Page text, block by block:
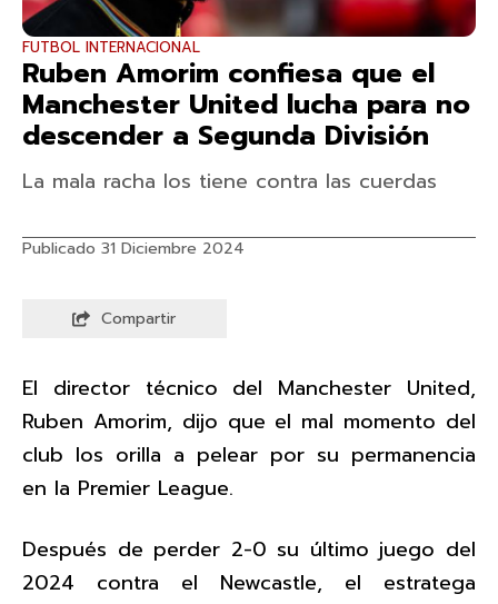
FUTBOL INTERNACIONAL
Ruben Amorim confiesa que el
Manchester United lucha para no
descender a Segunda División
La mala racha los tiene contra las cuerdas
Publicado 31 Diciembre 2024
Compartir
El director técnico del Manchester United,
Ruben Amorim, dijo que el mal momento del
club los orilla a pelear por su permanencia
en la Premier League.
Después de perder 2-0 su último juego del
2024 contra el Newcastle, el estratega